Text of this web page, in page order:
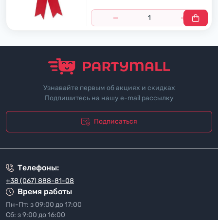
Узнавайте первым об акциях и скидках
Подпишитесь на нашу e-mail рассылку
Подписаться
Телефоны:
+38 (067) 888-81-08
Время работы
Пн-Пт: з 09:00 до 17:00
Сб: з 9:00 до 16:00